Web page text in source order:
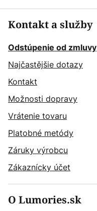
Kontakt a služby
Odstúpenie od zmluvy
Najčastějšie dotazy
Kontakt
Možnosti dopravy
Vrátenie tovaru
Platobné metódy
Záruky výrobcu
Zákaznícky účet
O Lumories.sk